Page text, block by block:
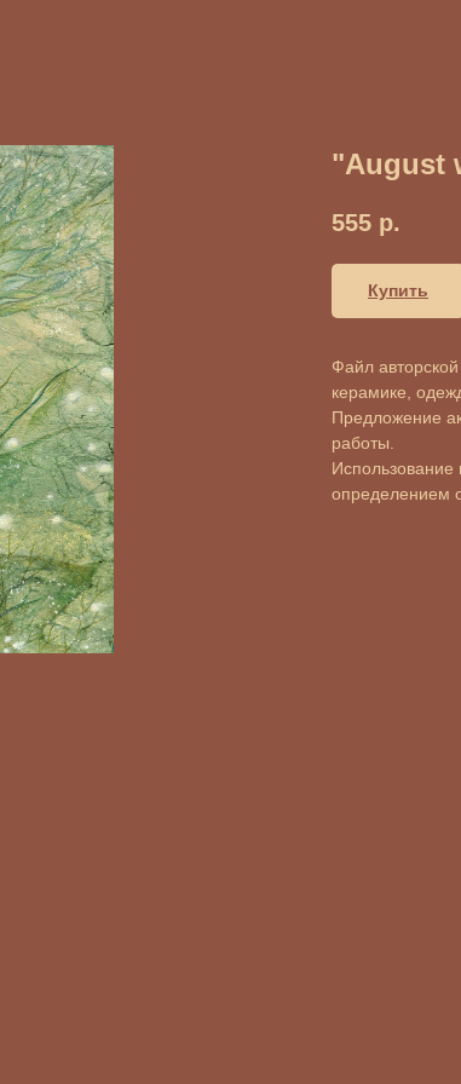
"August
555 р.
Купить
Файл
керамике,
Предложение
работы.
Использование
определением